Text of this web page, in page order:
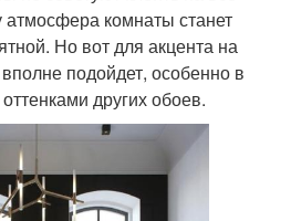
атмосфера комнаты станет
Но вот для акцента на
подойдет, особенно в
других обоев.